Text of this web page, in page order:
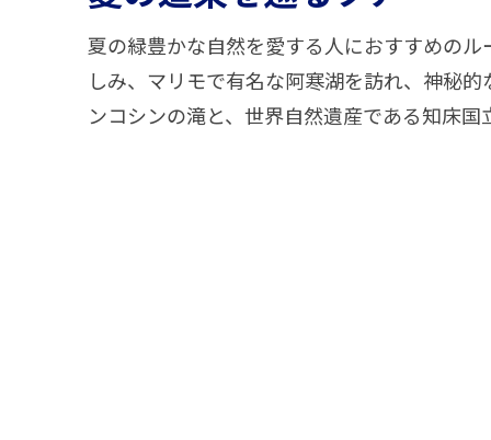
夏の緑豊かな自然を愛する人におすすめの
しみ、マリモで有名な阿寒湖を訪れ、神秘
ンコシンの滝と、世界自然遺産である知床